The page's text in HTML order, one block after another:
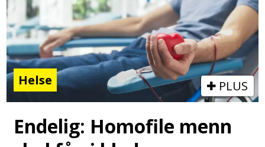
Helse PLUS
Endelig: Homofile menn